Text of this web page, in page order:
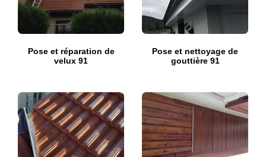
Pose et réparation de
velux 91
Pose et nettoyage de
gouttière 91